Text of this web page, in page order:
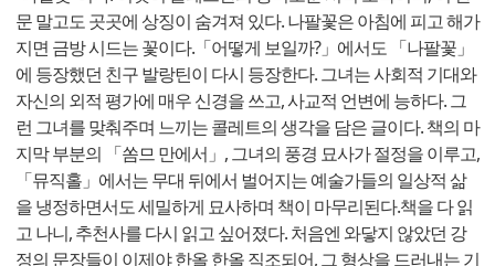
문 말고도 곳곳에 상징이 숨겨져 있다. 나팔꽃은 아침에 피고 해가
지면 금방 시드는 꽃이다.「어떻게 보일까?」에서도 「나팔꽃」
에 등장했던 친구 발랑틴이 다시 등장한다. 그녀는 사회적 기대와
자신의 외적 평가에 매우 신경을 쓰고, 사교적 언변에 능하다. 그
런 그녀를 맞춰주며 느끼는 콜레트의 생각을 담은 글이다. 책의 마
지막 부분의 「쏨므 만에서」, 그녀의 풍경 묘사가 절정을 이루고,
「뮤직홀」에서는 무대 뒤에서 벌어지는 예술가들의 일상적 삶
을 냉정하면서도 세밀하게 묘사하며 책이 마무리된다.책을 다 읽
고 나니, 추천사를 다시 읽고 싶어졌다. 처음엔 와닿지 않았던 강
정의 문장들이 이제야 한올 한올 직조되어, 그 형상을 드러내는 기